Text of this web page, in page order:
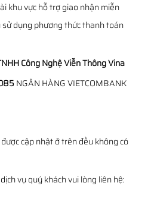
khu vực hỗ trợ giao nhận miễn
sử dụng phương thức thanh toán
Công Nghệ Viễn Thông Vina
NGÂN HÀNG VIETCOMBANK
cập nhật ở trên đều không có
vụ quý khách vui lòng liên hệ: